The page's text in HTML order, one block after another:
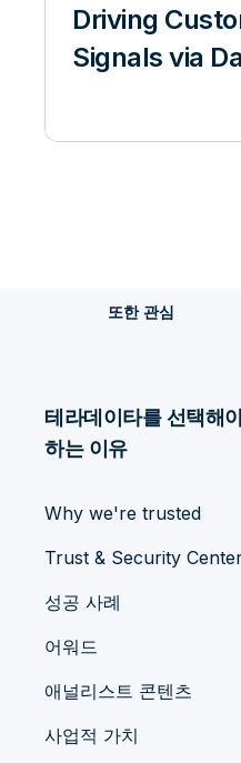
Driving
Signals via
또한 관심
테라데이타를 선택해
하는 이유
Why we're trusted
Trust & Security
성공 사례
어워드
애널리스트 콘텐츠
사업적 가치